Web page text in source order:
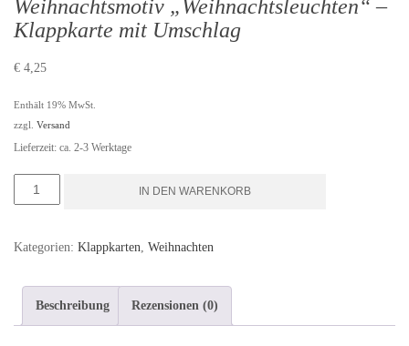
Weihnachtsmotiv „Weihnachtsleuchten“ –
Klappkarte mit Umschlag
€ 4,25
Enthält 19% MwSt.
zzgl. Versand
Lieferzeit: ca. 2-3 Werktage
Weihnachtsmotiv
mit
Umschlag
IN DEN WARENKORB
Kategorien: Klappkarten, Weihnachten
Beschreibung Rezensionen (0)